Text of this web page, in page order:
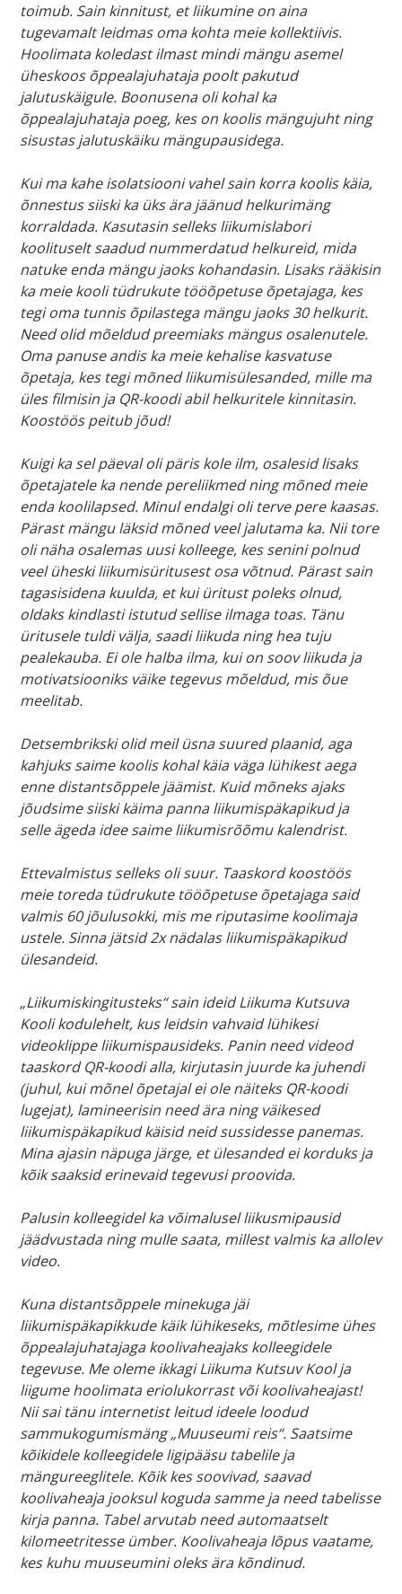
toimub. Sain kinnitust, et liikumine on aina
tugevamalt leidmas oma kohta meie kollektiivis.
Hoolimata koledast ilmast mindi mängu asemel
üheskoos õppealajuhataja poolt pakutud
jalutuskäigule. Boonusena oli kohal ka
õppealajuhataja poeg, kes on koolis mängujuht ning
sisustas jalutuskäiku mängupausidega.
Kui ma kahe isolatsiooni vahel sain korra koolis käia,
õnnestus siiski ka üks ära jäänud helkurimäng
korraldada. Kasutasin selleks liikumislabori
koolituselt saadud nummerdatud helkureid, mida
natuke enda mängu jaoks kohandasin. Lisaks rääkisin
ka meie kooli tüdrukute tööõpetuse õpetajaga, kes
tegi oma tunnis õpilastega mängu jaoks 30 helkurit.
Need olid mõeldud preemiaks mängus osalenutele.
Oma panuse andis ka meie kehalise kasvatuse
õpetaja, kes tegi mõned liikumisülesanded, mille ma
üles filmisin ja QR-koodi abil helkuritele kinnitasin.
Koostöös peitub jõud!
Kuigi ka sel päeval oli päris kole ilm, osalesid lisaks
õpetajatele ka nende pereliikmed ning mõned meie
enda koolilapsed. Minul endalgi oli terve pere kaasas.
Pärast mängu läksid mõned veel jalutama ka. Nii tore
oli näha osalemas uusi kolleege, kes senini polnud
veel üheski liikumisüritusest osa võtnud. Pärast sain
tagasisidena kuulda, et kui üritust poleks olnud,
oldaks kindlasti istutud sellise ilmaga toas. Tänu
üritusele tuldi välja, saadi liikuda ning hea tuju
pealekauba. Ei ole halba ilma, kui on soov liikuda ja
motivatsiooniks väike tegevus mõeldud, mis õue
meelitab.
Detsembrikski olid meil üsna suured plaanid, aga
kahjuks saime koolis kohal käia väga lühikest aega
enne distantsõppele jäämist. Kuid mõneks ajaks
jõudsime siiski käima panna liikumispäkapikud ja
selle ägeda idee saime liikumisrõõmu kalendrist.
Ettevalmistus selleks oli suur. Taaskord koostöös
meie toreda tüdrukute tööõpetuse õpetajaga said
valmis 60 jõulusokki, mis me riputasime koolimaja
ustele. Sinna jätsid 2x nädalas liikumispäkapikud
ülesandeid.
„Liikumiskingitusteks“ sain ideid Liikuma Kutsuva
Kooli kodulehelt, kus leidsin vahvaid lühikesi
videoklippe liikumispausideks. Panin need videod
taaskord QR-koodi alla, kirjutasin juurde ka juhendi
(juhul, kui mõnel õpetajal ei ole näiteks QR-koodi
lugejat), lamineerisin need ära ning väikesed
liikumispäkapikud käisid neid sussidesse panemas.
Mina ajasin näpuga järge, et ülesanded ei korduks ja
kõik saaksid erinevaid tegevusi proovida.
Palusin kolleegidel ka võimalusel liikusmipausid
jäädvustada ning mulle saata, millest valmis ka allolev
video.
Kuna distantsõppele minekuga jäi
liikumispäkapikkude käik lühikeseks, mõtlesime ühes
õppealajuhatajaga koolivaheajaks kolleegidele
tegevuse. Me oleme ikkagi Liikuma Kutsuv Kool ja
liigume hoolimata eriolukorrast või koolivaheajast!
Nii sai tänu internetist leitud ideele loodud
sammukogumismäng „Muuseumi reis“. Saatsime
kõikidele kolleegidele ligipääsu tabelile ja
mängureeglitele. Kõik kes soovivad, saavad
koolivaheaja jooksul koguda samme ja need tabelisse
kirja panna. Tabel arvutab need automaatselt
kilomeetritesse ümber. Koolivaheaja lõpus vaatame,
kes kuhu muuseumini oleks ära kõndinud.